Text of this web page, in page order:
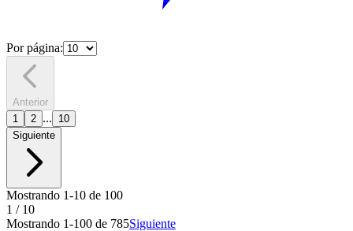
Por página:
Anterior
1
2 ...
10
Siguiente
Mostrando 1-10 de 100
1 / 10
Mostrando 1-100 de 785Siguiente